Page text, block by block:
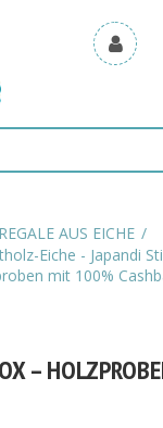
AUS EICHE
Eiche - Japandi
mit 100%
–